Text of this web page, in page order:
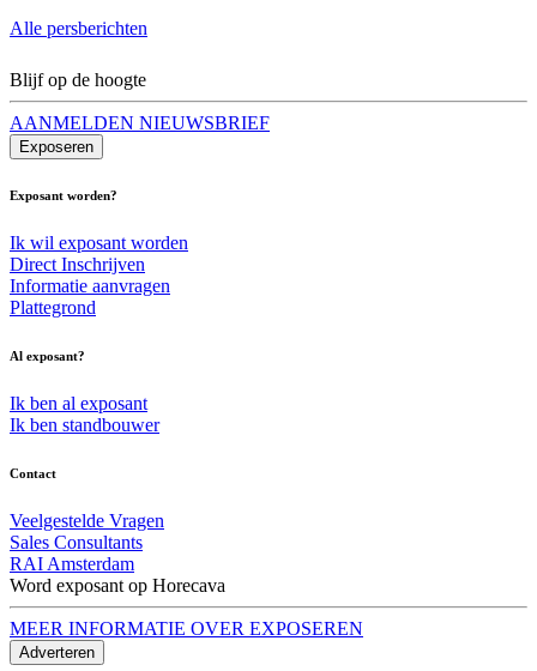
Alle persberichten
Blijf op de hoogte
AANMELDEN NIEUWSBRIEF
Exposeren
Exposant worden?
Ik wil exposant worden
Direct Inschrijven
Informatie aanvragen
Plattegrond
Al exposant?
Ik ben al exposant
Ik ben standbouwer
Contact
Veelgestelde Vragen
Sales Consultants
RAI Amsterdam
Word exposant op Horecava
MEER INFORMATIE OVER EXPOSEREN
Adverteren